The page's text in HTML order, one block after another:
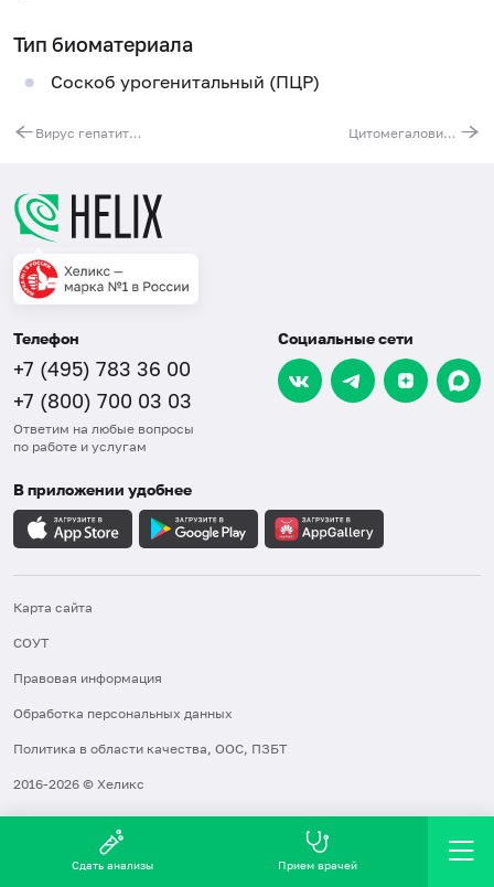
Тип биоматериала
Соскоб урогенитальный (ПЦР)
Вирус гепатита C (HCV), РНК [реал-тайм ПЦР], количественно, высокочувствительный метод Цитомегаловирус (Cytomegalovirus), ДНК, количественно [реал-тайм ПЦР]
Телефон
+7 (495) 783 36 00
+7 (800) 700 03 03
Ответим на любые вопросы
по работе и услугам
Социальные сети
В приложении удобнее
Карта сайта
СОУТ
Правовая информация
Обработка персональных данных
Политика в области качества, ООС, ПЗБТ
2016-2026 © Хеликс
Сдать анализы Прием врачей